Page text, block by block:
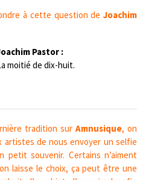
à cette question de Joachim
Pastor :
moitié de dix-huit.
tradition sur Amnusique, on
artistes de nous envoyer un selfie
petit souvenir. Certains n’aiment
laisse le choix, ça peut être une